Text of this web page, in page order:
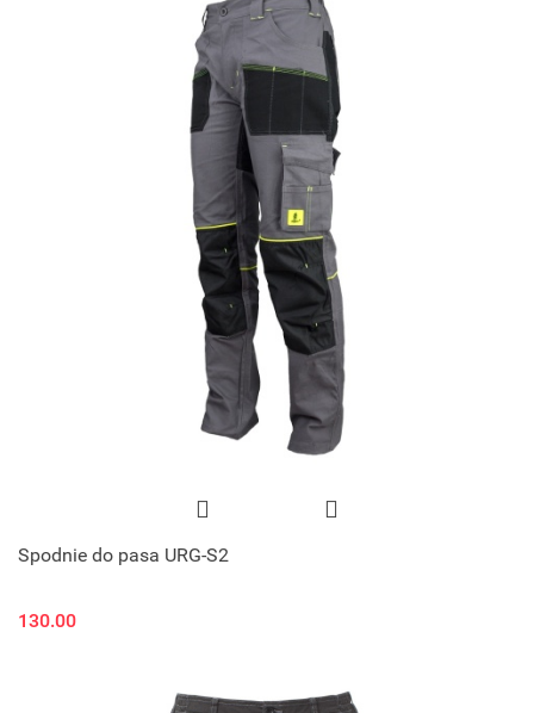
Spodnie do pasa URG-S2
130.00